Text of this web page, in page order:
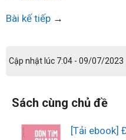
Bài kế tiếp →
Cập nhật lúc 7:04 - 09/07/2023
Sách cùng chủ đề
[Tải ebook]